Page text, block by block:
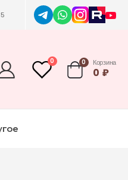
0 0 Корзина
0 ₽